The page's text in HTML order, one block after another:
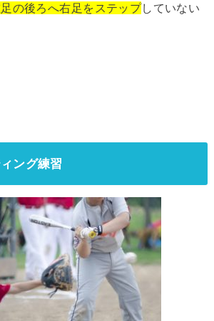
の後ろへ右足をステップしていない
ング練習